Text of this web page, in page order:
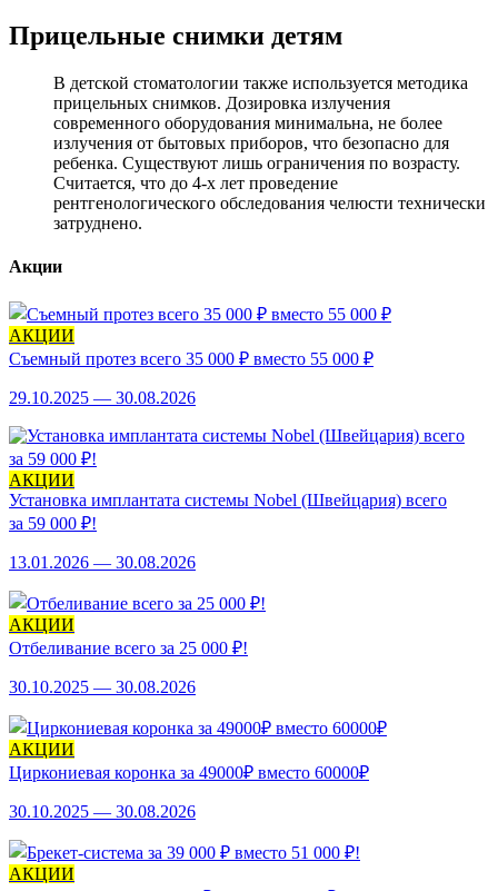
Прицельные снимки детям
В детской стоматологии также используется методика
прицельных снимков. Дозировка излучения
современного оборудования минимальна, не более
излучения от бытовых приборов, что безопасно для
ребенка. Существуют лишь ограничения по возрасту.
Считается, что до 4-х лет проведение
рентгенологического обследования челюсти технически
затруднено.
Акции
АКЦИИ
Съемный протез всего 35 000 ₽ вместо 55 000 ₽
29.10.2025 — 30.08.2026
АКЦИИ
Установка имплантата системы Nobel (Швейцария) всего
за 59 000 ₽!
13.01.2026 — 30.08.2026
АКЦИИ
Отбеливание всего за 25 000 ₽!
30.10.2025 — 30.08.2026
АКЦИИ
Циркониевая коронка за 49000₽ вместо 60000₽
30.10.2025 — 30.08.2026
АКЦИИ